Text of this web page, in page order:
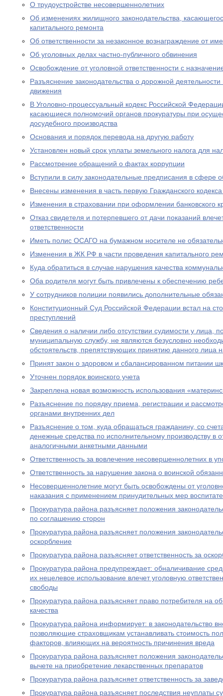
О трудоустройстве несовершеннолетних
Об изменениях жилищного законодательства,
капитального ремонта
Об ответственности за незаконное вознаграждение от
Об уголовных делах частно-публичного обвинения
Освобождение от уголовной ответственности с
Разъяснение законодательства о дорожной
движения
В Уголовно-процессуальный кодекс Российской
касающиеся полномочий органов прокуратуры при
досудебного производства
Основания и порядок перевода на другую работу
Установлен новый срок уплаты земельного налога для
Рассмотрение обращений о фактах коррупции
Вступили в силу законодательные предписания в сфере
Внесены изменения в часть первую Гражданского
Изменения в страховании при оформлении банковского
Отказ свидетеля и потерпевшего от дачи показаний
ответственности
Иметь полис ОСАГО на бумажном носителе не
Изменения в ЖК РФ в части проведения капитального
Куда обратиться в случае нарушения качества
Оба родителя могут быть привлечены к обеспечению
У сотрудников полиции появились дополнительные
Конституционный Суд Российской Федерации встал на
преступлений
Сведения о наличии либо отсутствии судимости у лица,
муниципальную службу, не являются безусловно
обстоятельств, препятствующих принятию данного лица
Принят закон о здоровом и сбалансированном питании
Уточнен порядок воинского учета
Закреплена новая возможность использования
Разъяснение по порядку приема, регистрации и
органами внутренних дел
Разъяснение о том, куда обращаться гражданину, со
денежные средства по исполнительному производству в
аналогичными анкетными данными
Ответственность за вовлечение несовершеннолетних в
Ответственность за нарушение закона о воинской
Несовершеннолетние могут быть освобождены от
наказания с применением принудительных мер
Прокуратура района разъясняет положения
по соглашению сторон
Прокуратура района разъясняет положения
оскорбление
Прокуратура района разъясняет ответственность за
Прокуратура района предупреждает: обналичивание
их нецелевое использование влечет уголовную
свободы
Прокуратура района разъясняет право потребителя на
качества
Прокуратура района информирует: в законодательство
позволяющие страховщикам устанавливать стоимость
факторов, влияющих на вероятность причинения вреда
Прокуратура района разъясняет положения
вычете на приобретение лекарственных препаратов
Прокуратура района разъясняет ответственность за
Прокуратура района разъясняет последствия неуплаты